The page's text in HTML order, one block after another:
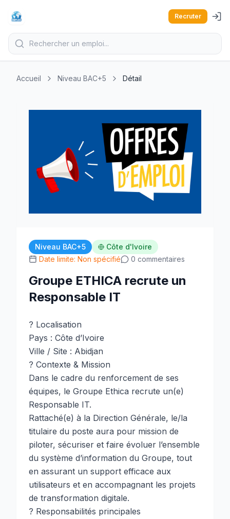
Recruter
Accueil Niveau BAC+5 Détail
Niveau BAC+5
Côte d'Ivoire
Date limite: Non spécifié
0 commentaires
Groupe ETHICA recrute un
Responsable IT
? Localisation
Pays : Côte d’Ivoire
Ville / Site : Abidjan
? Contexte & Mission
Dans le cadre du renforcement de ses
équipes, le Groupe Ethica recrute un(e)
Responsable IT.
Rattaché(e) à la Direction Générale, le/la
titulaire du poste aura pour mission de
piloter, sécuriser et faire évoluer l’ensemble
du système d’information du Groupe, tout
en assurant un support efficace aux
utilisateurs et en accompagnant les projets
de transformation digitale.
?️ Responsabilités principales